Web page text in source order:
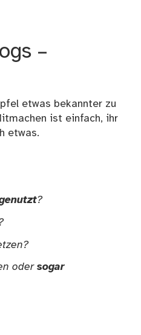
–
etwas bekannter zu
ist einfach, ihr
etwas.
?
oder sogar